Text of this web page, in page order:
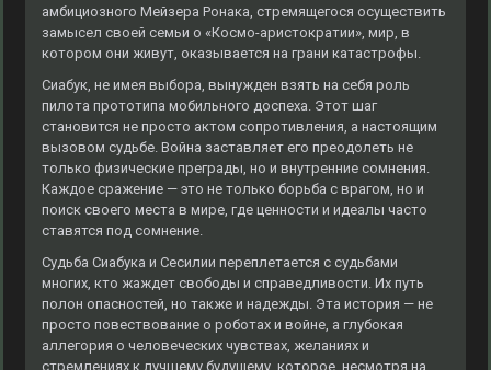
амбициозного Мейзера Ронака, стремящегося осуществить
замысел своей семьи о «Космо-аристократии», мир, в
котором они живут, оказывается на грани катастрофы.
Сиабук, не имея выбора, вынужден взять на себя роль
пилота прототипа мобильного доспеха. Этот шаг
становится не просто актом сопротивления, а настоящим
вызовом судьбе. Война заставляет его преодолеть не
только физические преграды, но и внутренние сомнения.
Каждое сражение — это не только борьба с врагом, но и
поиск своего места в мире, где ценности и идеалы часто
ставятся под сомнение.
Судьба Сиабука и Сесилии переплетается с судьбами
многих, кто жаждет свободы и справедливости. Их путь
полон опасностей, но также и надежды. Эта история — не
просто повествование о роботах и войне, а глубокая
аллегория о человеческих чувствах, желаниях и
стремлениях к лучшему будущему, которое, несмотря на